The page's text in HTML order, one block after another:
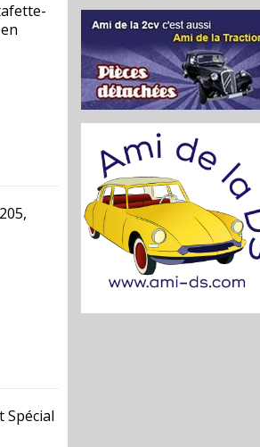
Spécial